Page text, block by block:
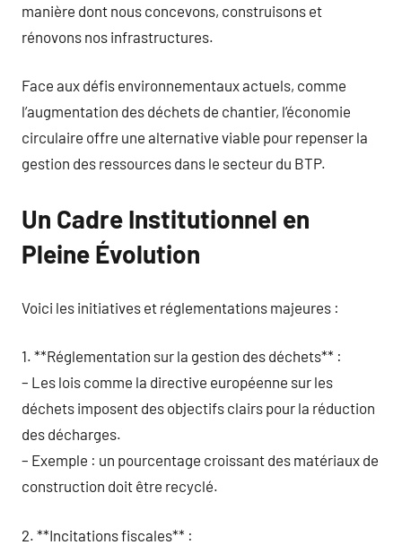
manière dont nous concevons, construisons et
rénovons nos infrastructures.
Face aux défis environnementaux actuels, comme
l’augmentation des déchets de chantier, l’économie
circulaire offre une alternative viable pour repenser la
gestion des ressources dans le secteur du BTP.
Un Cadre Institutionnel en
Pleine Évolution
Voici les initiatives et réglementations majeures :
1. **Réglementation sur la gestion des déchets** :
– Les lois comme la directive européenne sur les
déchets imposent des objectifs clairs pour la réduction
des décharges.
– Exemple : un pourcentage croissant des matériaux de
construction doit être recyclé.
2. **Incitations fiscales** :